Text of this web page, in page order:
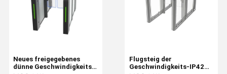
Flugsteig der
Geschwindigkeits-IP42
Neues freigegebenes
dünne Geschwindigkeits-